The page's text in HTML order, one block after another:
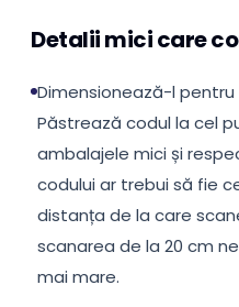
Detalii mici care
Dimensionează-l
Păstrează codul la cel
ambalajele mici și
codului ar trebui să fie
distanța de la care
scanarea de la 20 cm
mai mare.